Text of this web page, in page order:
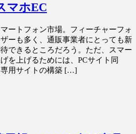
マホEC
ートフォン市場。フィーチャーフォ
ーも多く、通販事業者にとっても新
できるところだろう。ただ、スマー
を上げるためには、PCサイト同
用サイトの構築 […]